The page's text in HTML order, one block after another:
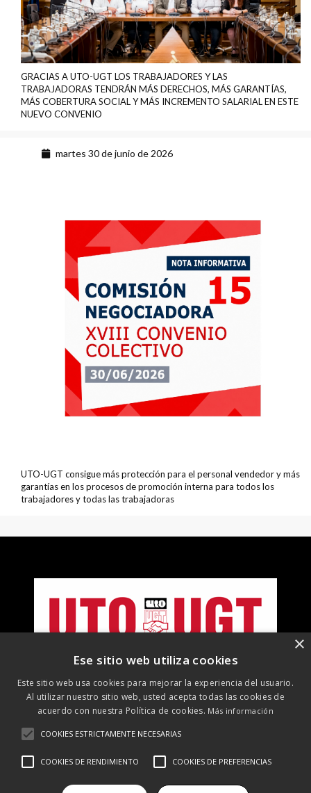
GRACIAS A UTO-UGT LOS TRABAJADORES Y LAS
TRABAJADORAS TENDRÁN MÁS DERECHOS, MÁS GARANTÍAS,
MÁS COBERTURA SOCIAL Y MÁS INCREMENTO SALARIAL EN ESTE
NUEVO CONVENIO
martes 30 de junio de 2026
UTO-UGT consigue más protección para el personal vendedor y más
garantías en los procesos de promoción interna para todos los
trabajadores y todas las trabajadoras
×
Ese sitio web utiliza cookies
Este sitio web usa cookies para mejorar la experiencia del usuario.
Al utilizar nuestro sitio web, usted acepta todas las cookies de
acuerdo con nuestra Política de cookies. Más información
COOKIES ESTRICTAMENTE NECESARIAS
COOKIES DE RENDIMIENTO COOKIES DE PREFERENCIAS